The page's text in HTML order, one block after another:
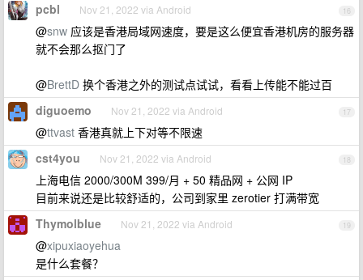
16
pcbl Nov 21, 2022 via Android
@snw 应该是香港局域网速度，要是这么便宜香港机房的服务器
就不会那么抠门了
@BrettD 换个香港之外的测试点试试，看看上传能不能过百
17
diguoemo Nov 21, 2022 via Android
@ttvast 香港真就上下对等不限速
18
cst4you Nov 21, 2022 via Android
上海电信 2000/300M 399/月 + 50 精品网 + 公网 IP
目前来说还是比较舒适的，公司到家里 zerotier 打满带宽
19
Thymolblue Nov 21, 2022 via Android
@xipuxiaoyehua
是什么套餐？